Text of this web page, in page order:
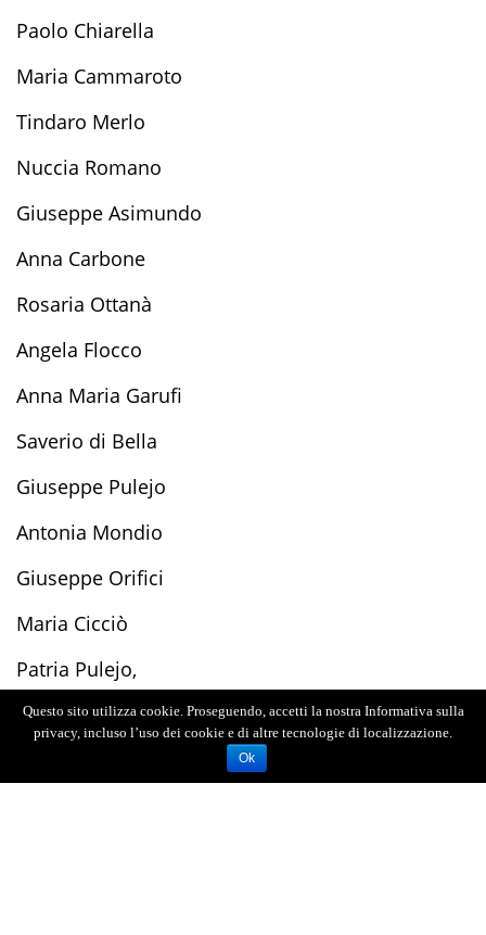
Paolo Chiarella
Maria Cammaroto
Tindaro Merlo
Nuccia Romano
Giuseppe Asimundo
Anna Carbone
Rosaria Ottanà
Angela Flocco
Anna Maria Garufi
Saverio di Bella
Giuseppe Pulejo
Antonia Mondio
Giuseppe Orifici
Maria Cicciò
Patria Pulejo,
Dino Alessi
Questo sito utilizza cookie. Proseguendo, accetti la nostra Informativa sulla
privacy, incluso l’uso dei cookie e di altre tecnologie di localizzazione.
Ok